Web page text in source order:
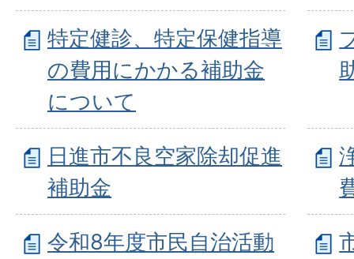
特定健診、特定保健指導
の費用にかかる補助金
について
日進市不良空家除却促進
補助金
令和8年度市民自治活動